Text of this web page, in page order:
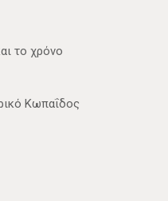
το χρόνο
Κωπαΐδος